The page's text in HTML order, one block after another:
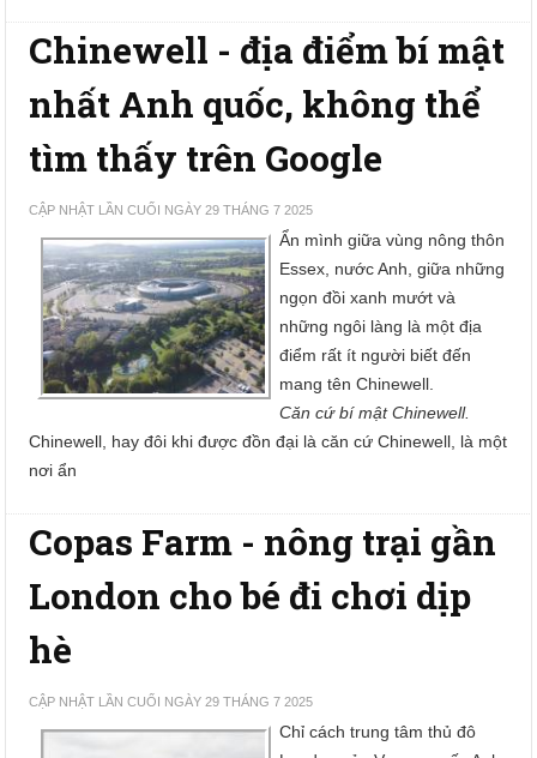
Chinewell - địa điểm bí mật
nhất Anh quốc, không thể
tìm thấy trên Google
CẬP NHẬT LẦN CUỐI NGÀY 29 THÁNG 7 2025
Ẩn mình giữa vùng nông thôn
Essex, nước Anh, giữa những
ngọn đồi xanh mướt và
những ngôi làng là một địa
điểm rất ít người biết đến
mang tên Chinewell.
Căn cứ bí mật Chinewell.
Chinewell, hay đôi khi được đồn đại là căn cứ Chinewell, là một
nơi ẩn
Copas Farm - nông trại gần
London cho bé đi chơi dịp
hè
CẬP NHẬT LẦN CUỐI NGÀY 29 THÁNG 7 2025
Chỉ cách trung tâm thủ đô